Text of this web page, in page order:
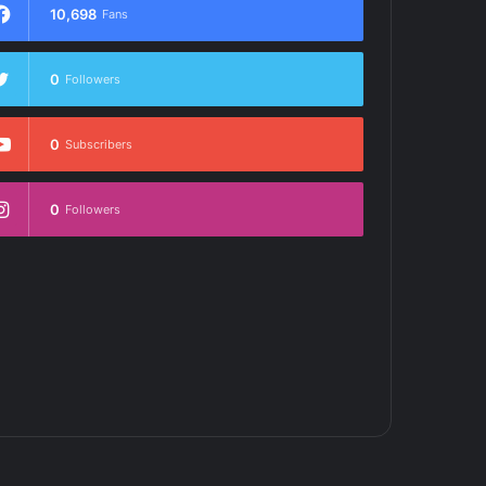
10,698 Fans
0 Followers
0 Subscribers
0 Followers